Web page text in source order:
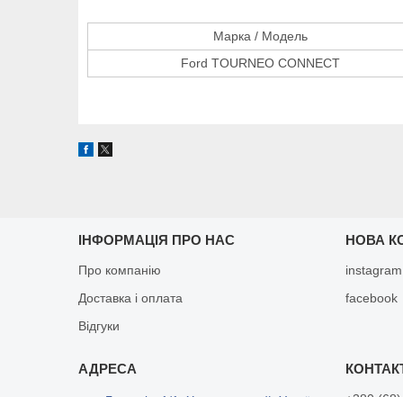
Марка / Модель
Ford TOURNEO CONNECT
ІНФОРМАЦІЯ ПРО НАС
Про компанію
Доставка і оплата
Відгуки
НОВА
instagram
facebook